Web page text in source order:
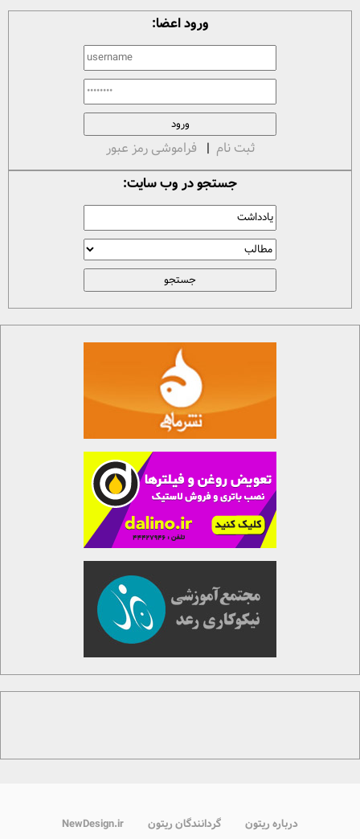
ورود اعضا:
ثبت نام | فراموشی رمز عبور
جستجو در وب سایت:
درباره ریتون گردانندگان ریتون NewDesign.ir